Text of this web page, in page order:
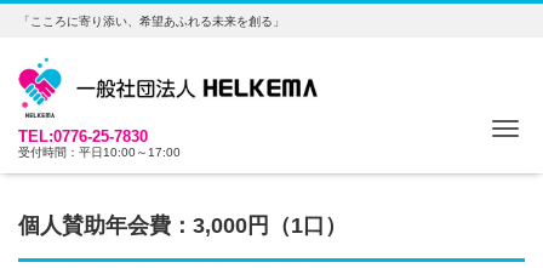
「こころに寄り添い、希望あふれる未来を創る」
TEL:0776-25-7830
受付時間：平日10:00～17:00
個人賛助年会費：3,000円（1口）